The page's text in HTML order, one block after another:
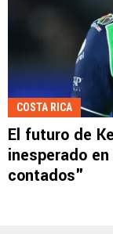
COSTA RICA
El futuro de
inesperado
contados"